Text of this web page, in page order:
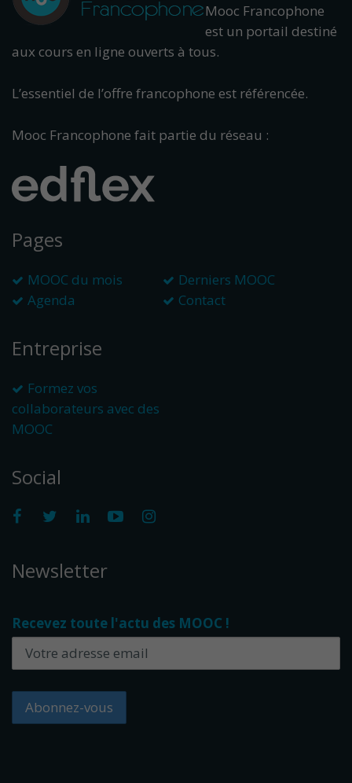
Mooc Francophone
est un portail destiné
aux cours en ligne ouverts à tous.
L’essentiel de l’offre francophone est référencée.
Mooc Francophone fait partie du réseau :
Pages
MOOC du mois
Derniers MOOC
Agenda
Contact
Entreprise
Formez vos
collaborateurs avec des
MOOC
Social
Newsletter
Recevez toute l'actu des MOOC !